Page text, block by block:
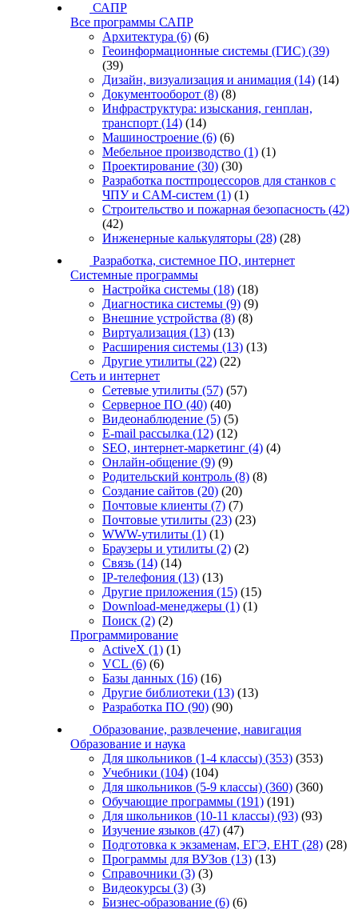
САПР
Все программы САПР
Архитектура (6) (6)
Геоинформационные системы (ГИС) (39)
(39)
Дизайн, визуализация и анимация (14) (14)
Документооборот (8) (8)
Инфраструктура: изыскания, генплан,
транспорт (14) (14)
Машиностроение (6) (6)
Мебельное производство (1) (1)
Проектирование (30) (30)
Разработка постпроцессоров для станков с
ЧПУ и CAM-систем (1) (1)
Строительство и пожарная безопасность (42)
(42)
Инженерные калькуляторы (28) (28)
Разработка, системное ПО, интернет
Системные программы
Настройка системы (18) (18)
Диагностика системы (9) (9)
Внешние устройства (8) (8)
Виртуализация (13) (13)
Расширения системы (13) (13)
Другие утилиты (22) (22)
Сеть и интернет
Сетевые утилиты (57) (57)
Серверное ПО (40) (40)
Видеонаблюдение (5) (5)
E-mail рассылка (12) (12)
SEO, интернет-маркетинг (4) (4)
Онлайн-общение (9) (9)
Родительский контроль (8) (8)
Создание сайтов (20) (20)
Почтовые клиенты (7) (7)
Почтовые утилиты (23) (23)
WWW-утилиты (1) (1)
Браузеры и утилиты (2) (2)
Связь (14) (14)
IP-телефония (13) (13)
Другие приложения (15) (15)
Download-менеджеры (1) (1)
Поиск (2) (2)
Программирование
ActiveX (1) (1)
VCL (6) (6)
Базы данных (16) (16)
Другие библиотеки (13) (13)
Разработка ПО (90) (90)
Образование, развлечение, навигация
Образование и наука
Для школьников (1-4 классы) (353) (353)
Учебники (104) (104)
Для школьников (5-9 классы) (360) (360)
Обучающие программы (191) (191)
Для школьников (10-11 классы) (93) (93)
Изучение языков (47) (47)
Подготовка к экзаменам, ЕГЭ, ЕНТ (28) (28)
Программы для ВУЗов (13) (13)
Справочники (3) (3)
Видеокурсы (3) (3)
Бизнес-образование (6) (6)